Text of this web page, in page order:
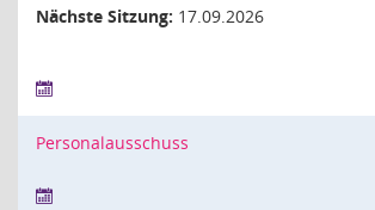
Nächste Sitzung: 17.09.2026
Personalausschuss